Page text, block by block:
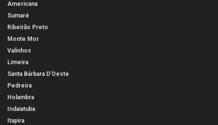
Americana
Sumaré
Ribeirão Preto
Monte Mor
Valinhos
Limeira
Santa Bárbara D’Oeste
Pedreira
Holambra
Indaiatuba
Itapira